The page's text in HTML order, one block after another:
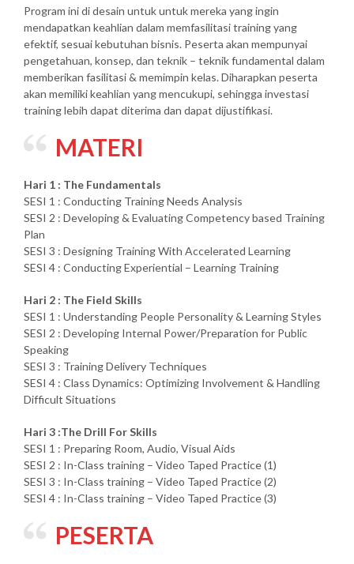
Program ini di desain untuk untuk mereka yang ingin
mendapatkan keahlian dalam memfasilitasi training yang
efektif, sesuai kebutuhan bisnis. Peserta akan mempunyai
pengetahuan, konsep, dan teknik – teknik fundamental dalam
memberikan fasilitasi & memimpin kelas. Diharapkan peserta
akan memiliki keahlian yang mencukupi, sehingga investasi
training lebih dapat diterima dan dapat dijustifikasi.
MATERI
Hari 1 : The Fundamentals
SESI 1 : Conducting Training Needs Analysis
SESI 2 : Developing & Evaluating Competency based Training
Plan
SESI 3 : Designing Training With Accelerated Learning
SESI 4 : Conducting Experiential – Learning Training
Hari 2 : The Field Skills
SESI 1 : Understanding People Personality & Learning Styles
SESI 2 : Developing Internal Power/Preparation for Public
Speaking
SESI 3 : Training Delivery Techniques
SESI 4 : Class Dynamics: Optimizing Involvement & Handling
Difficult Situations
Hari 3 :The Drill For Skills
SESI 1 : Preparing Room, Audio, Visual Aids
SESI 2 : In-Class training – Video Taped Practice (1)
SESI 3 : In-Class training – Video Taped Practice (2)
SESI 4 : In-Class training – Video Taped Practice (3)
PESERTA